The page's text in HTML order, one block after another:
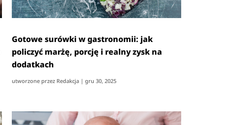
Gotowe surówki w gastronomii: jak
policzyć marżę, porcję i realny zysk na
dodatkach
utworzone przez Redakcja| gru 30, 2025